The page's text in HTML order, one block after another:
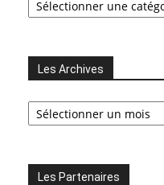
Les Archives
Les
Archives
Les Partenaires